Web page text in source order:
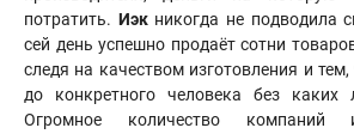
потратить. Иэк никогда не подводила
сей день успешно продаёт сотни
следя на качеством изготовления и
до конкретного человека без каких
Огромное количество компаний